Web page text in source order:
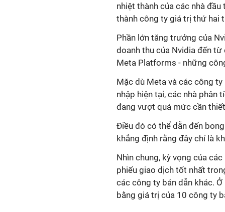
nhiệt thành của các nhà
thành công ty giá trị thứ hai
Phần lớn tăng trưởng của
doanh thu của Nvidia đến
Meta Platforms - những
Mặc dù Meta và các công
nhập hiện tại, các nhà phân
đang vượt quá mức cần
Điều đó có thể dẫn đến
khẳng định rằng đây chỉ là
Nhìn chung, kỳ vọng của
phiếu giao dịch tốt nhất
các công ty bán dẫn khác. Ở
bằng giá trị của 10 công ty